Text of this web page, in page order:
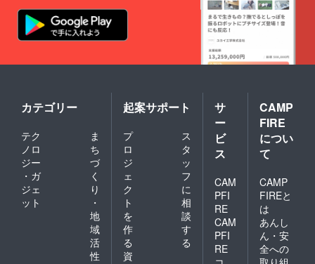
カテゴリー
テク
ノロ
ジー
・ガ
ジェ
ット
ま
ち
づ
く
り
・
地
域
活
性
起案サポート
プ
ロ
ジ
ェ
ク
ト
を
作
る
ス
タ
ッ
フ
に
相
談
す
る
資
サ
ー
ビ
ス
CAM
PFI
RE
CAM
PFI
RE
CAMP
FIRE
につい
て
CAMP
FIREと
は
あんし
ん・安
全への